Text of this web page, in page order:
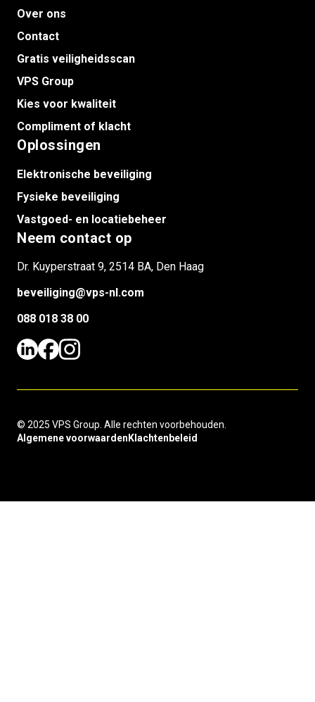
Over ons
Contact
Gratis veiligheidsscan
VPS Group
Kies voor kwaliteit
Compliment of klacht
Oplossingen
Elektronische beveiliging
Fysieke beveiliging
Vastgoed- en locatiebeheer
Neem contact op
Dr. Kuyperstraat 9, 2514 BA, Den Haag
beveiliging@vps-nl.com
088 018 38 00
© 2025 VPS Group. Alle rechten voorbehouden.
Algemene voorwaarden Klachtenbeleid